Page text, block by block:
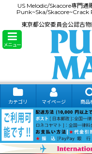
US Melodic/Skacore専門
Punk~Ska/Skacore~Crack
東京都公安委員会公認古
メニュー
カテゴリ マイページ 商品